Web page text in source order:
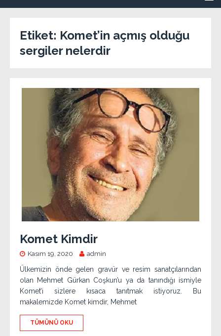
Etiket: Komet’in açmış olduğu
sergiler nelerdir
Komet Kimdir
Kasım 19, 2020 admin
Ülkemizin önde gelen gravür ve resim sanatçılarından
olan Mehmet Gürkan Coşkun’u ya da tanındığı ismiyle
Komet’i sizlere kısaca tanıtmak istiyoruz. Bu
makalemizde Komet kimdir, Mehmet
TÜMÜNÜ OKU